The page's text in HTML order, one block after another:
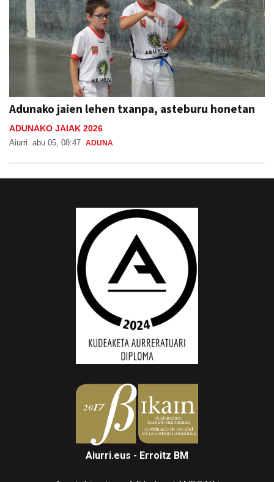
Adunako jaien lehen txanpa, asteburu honetan
ADUNAKO JAIAK 2026
Aiurri abu 05, 08:47 ADUNA
Aiurri.eus - Erroitz BM